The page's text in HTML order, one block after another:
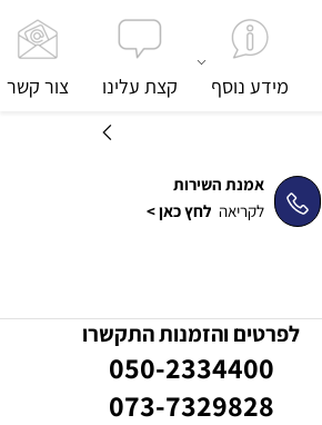
אמנת השירות
לקריאה לחץ כאן >
מידע נוסף קצת עלינו צור קשר
לפרטים והזמנות התקשרו
050-2334400
073-7329828